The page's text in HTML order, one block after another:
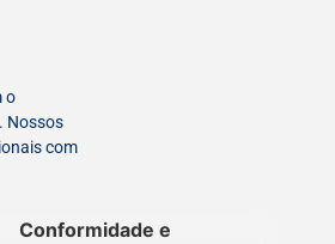
o
Nossos
com
Conformidade e